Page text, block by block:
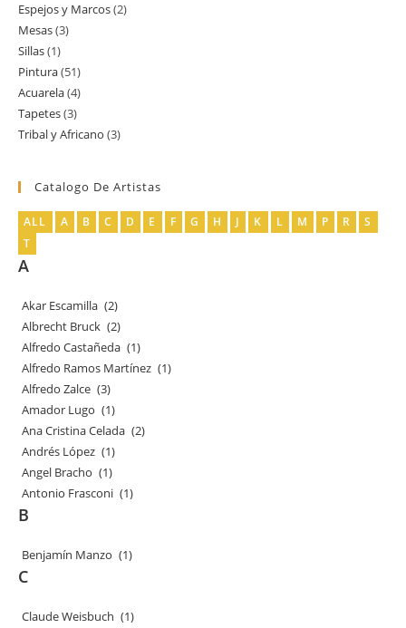
producto
Espejos y Marcos 22
Mesas 33
Sillas 11
producto
Pintura 5151
productos
Acuarela 44
productos
Tapetes 33
productos
Tribal y Africano 33
Catalogo De Artistas
ALL A B C D E F G H J K L M P R
S
T
A
Akar Escamilla (2)
Albrecht Bruck (2)
Alfredo Castañeda (1)
Alfredo Ramos Martínez (1)
Alfredo Zalce (3)
Amador Lugo (1)
Ana Cristina Celada (2)
Andrés López (1)
Angel Bracho (1)
Antonio Frasconi (1)
B
Benjamín Manzo (1)
C
Claude Weisbuch (1)